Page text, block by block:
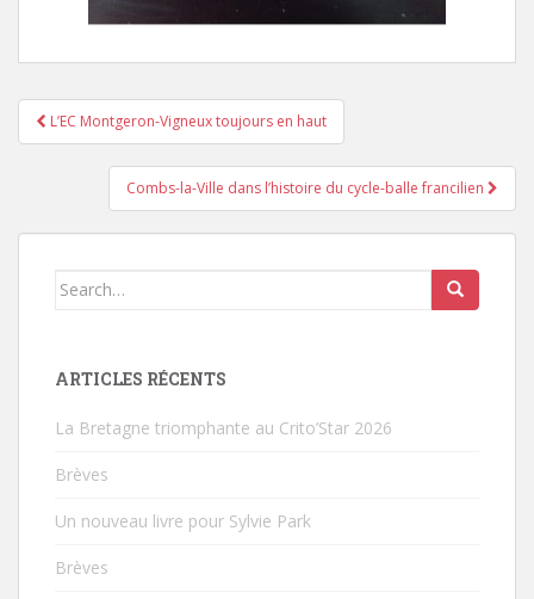
Pagination d'article
L’EC Montgeron-Vigneux toujours en haut
Combs-la-Ville dans l’histoire du cycle-balle francilien
Search for:
ARTICLES RÉCENTS
La Bretagne triomphante au Crito’Star 2026
Brèves
Un nouveau livre pour Sylvie Park
Brèves